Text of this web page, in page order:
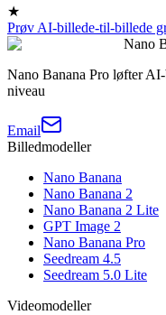
★
Prøv AI-billede-til-billede
Nano
Nano Banana Pro løfter
niveau
Email
Billedmodeller
Nano Banana
Nano Banana 2
Nano Banana 2 Lite
GPT Image 2
Nano Banana Pro
Seedream 4.5
Seedream 5.0 Lite
Videomodeller